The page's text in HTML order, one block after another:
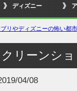
ディズニー
リやディズニーの怖い都
リーンシ
04/08